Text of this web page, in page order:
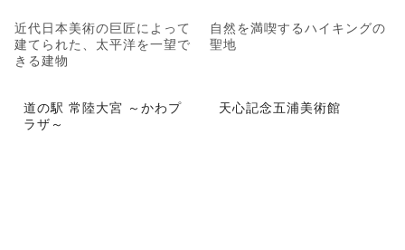
近代日本美術の巨匠によって
建てられた、太平洋を一望で
きる建物
自然を満喫するハイキングの
聖地
道の駅 常陸大宮 ～かわプ
ラザ～
天心記念五浦美術館